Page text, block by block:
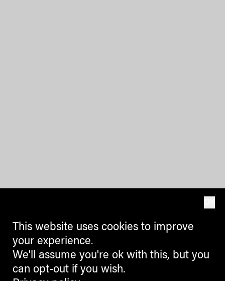
This website uses cookies to improve
your experience.
We'll assume you're ok with this, but you
can opt-out if you wish.